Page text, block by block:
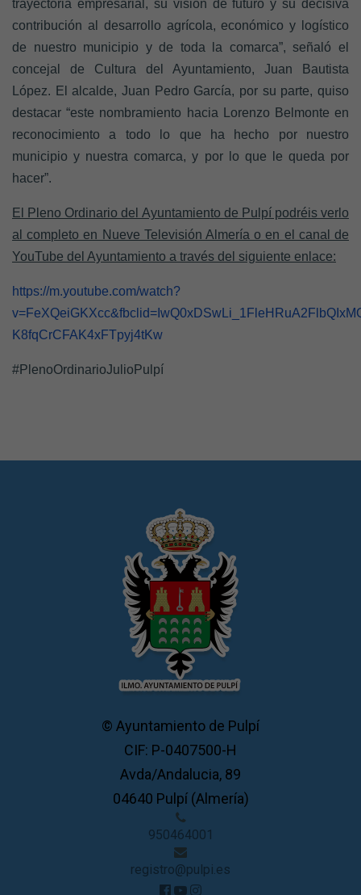
trayectoria empresarial, su visión de futuro y su decisiva
contribución al desarrollo agrícola, económico y logístico
de nuestro municipio y de toda la comarca”, señaló el
concejal de Cultura del Ayuntamiento, Juan Bautista
López. El alcalde, Juan Pedro García, por su parte, quiso
destacar“este nombramiento hacia Lorenzo Belmonte en
reconocimiento a todo lo que ha hecho por nuestro
municipio y nuestra comarca, y por lo que le queda por
hacer”.
El Pleno Ordinario del Ayuntamiento de Pulpí podréis verlo
al completo en Nueve Televisión Almería o en el canal de
YouTube del Ayuntamiento a través del siguiente enlace:
https://m.youtube.com/watch?
K8fqCrCFAK4xFTpyj4tKw
#PlenoOrdinarioJulioPulpí
© Ayuntamiento de Pulpí
CIF: P-0407500-H
Avda/Andalucia, 89
04640 Pulpí (Almería)
950464001
registro@pulpi.es